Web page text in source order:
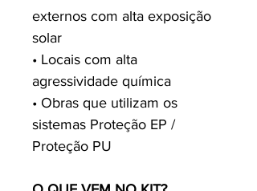
externos com alta exposição
solar
• Locais com alta
agressividade química
• Obras que utilizam os
sistemas Proteção EP /
Proteção PU